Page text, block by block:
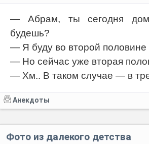
— Абрам, ты сегодня
будешь?
— Я буду во второй половине
— Но сейчас уже вторая
— Хм.. В таком случае — в
Анекдоты
Фото из далекого детства